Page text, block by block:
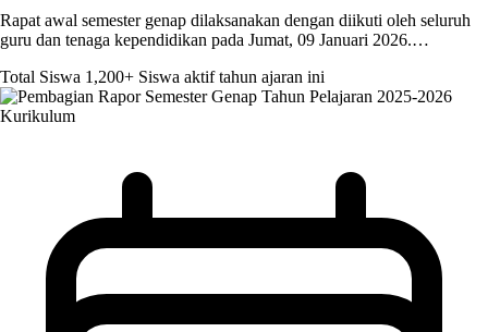
Rapat awal semester genap dilaksanakan dengan diikuti oleh seluruh
guru dan tenaga kependidikan pada Jumat, 09 Januari 2026.…
Total Siswa 1,200+ Siswa aktif tahun ajaran ini
Kurikulum